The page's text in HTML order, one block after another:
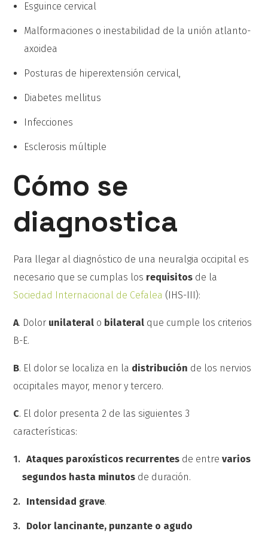
Esguince cervical
Malformaciones o inestabilidad de la unión atlanto-
axoidea
Posturas de hiperextensión cervical,
Diabetes mellitus
Infecciones
Esclerosis múltiple
Cómo se
diagnostica
Para llegar al diagnóstico de una neuralgia occipital es
necesario que se cumplas los requisitos de la
Sociedad Internacional de Cefalea (IHS-III):
A. Dolor unilateral o bilateral que cumple los criterios
B-E.
B. El dolor se localiza en la distribución de los nervios
occipitales mayor, menor y tercero.
C. El dolor presenta 2 de las siguientes 3
características:
Ataques paroxísticos recurrentes de entrevarios
segundos hasta minutosde duración.
Intensidad grave.
Dolor lancinante, punzante o agudo